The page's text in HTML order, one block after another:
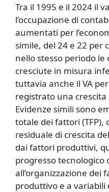
Tra il 1995 e il 2024 il
l’occupazione di
aumentati per
simile, del 24 e 22 per
nello stesso periodo
cresciute in misura
tuttavia anche il VA
registrato una
Evidenze simili sono
totale dei fattori (TFP),
residuale di crescita
dai fattori produttivi,
progresso tecnologico
all’organizzazione dei
produttivo e a variabili